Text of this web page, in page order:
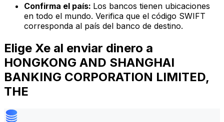
Confirma el país: Los bancos tienen ubicaciones
en todo el mundo. Verifica que el código SWIFT
corresponda al país del banco de destino.
Elige Xe al enviar dinero a
HONGKONG AND SHANGHAI
BANKING CORPORATION LIMITED,
THE